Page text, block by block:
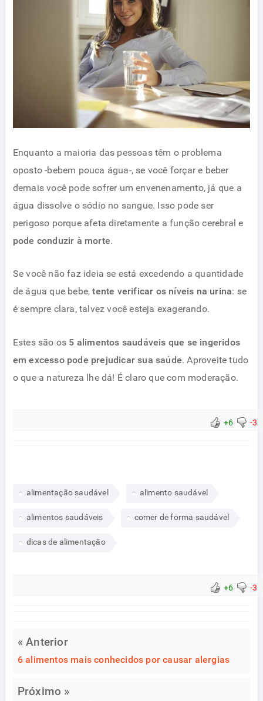
Enquanto a maioria das pessoas têm o problema
oposto -bebem pouca água-, se você forçar e beber
demais você pode sofrer um envenenamento, já que a
água dissolve o sódio no sangue. Isso pode ser
perigoso porque afeta diretamente a função cerebral e
pode conduzir à morte.
Se você não faz ideia se está excedendo a quantidade
de água que bebe,tente verificar os níveis na urina: se
é sempre clara, talvez você esteja exagerando.
Estes são os 5 alimentos saudáveis que se ingeridos
em excesso pode prejudicar sua saúde. Aproveite tudo
o que a natureza lhe dá! É claro que com moderação.
+6 -3
alimentação saudável alimento saudável
alimentos saudáveis comer de forma saudável
dicas de alimentação
+6 -3
« Anterior
6 alimentos mais conhecidos por causar alergias
Próximo »